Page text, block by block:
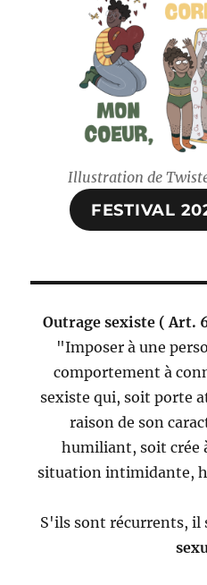
Illustration de
FESTIVAL
Outrage sexiste (Art.
"Imposer à une
comportement à
sexiste qui, soit porte
raison de son
humiliant, soit crée
situation intimidante,
S'ils sont récurrents, il